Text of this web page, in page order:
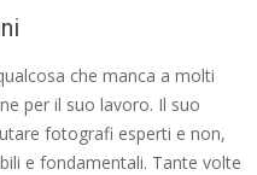
che manca a molti
per il suo lavoro. Il suo
fotografi esperti e non,
e fondamentali. Tante volte